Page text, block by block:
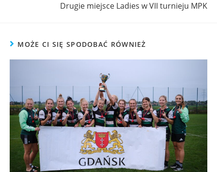
Drugie miejsce Ladies w VII turnieju MPK
MOŻE CI SIĘ SPODOBAĆ RÓWNIEŻ